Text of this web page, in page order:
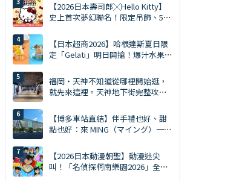
【2026日本壽司郎╳Hello Kitty】
史上首次夢幻聯名！限定吊飾、5%
【日本超商2026】哈根達斯夏日限
定「Gelati」明日開搶！爆汁水果、
福岡・天神不知道從哪裡開始逛，
就先來這裡。天神地下街完整攻略
【博多車站直結】伴手禮也好、甜
點也好：來 MING（マイング）一次
（2026年版）
【2026日本動漫朝聖】動漫迷尖
叫！「名偵探柯南樂園2026」全日